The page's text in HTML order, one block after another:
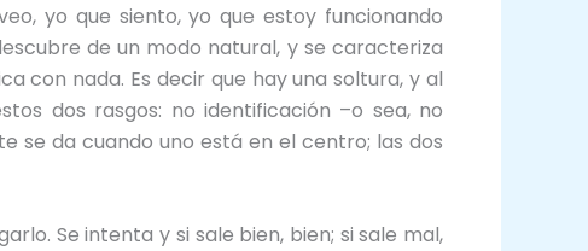
yo que siento, yo que estoy funcionando
de un modo natural, y se caracteriza
con nada. Es decir que hay una soltura, y al
dos rasgos: no identificación –o sea, no
se da cuando uno está en el centro; las dos
Se intenta y si sale bien, bien; si sale mal,